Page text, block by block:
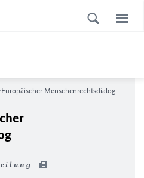
Menschenrechtsdialog